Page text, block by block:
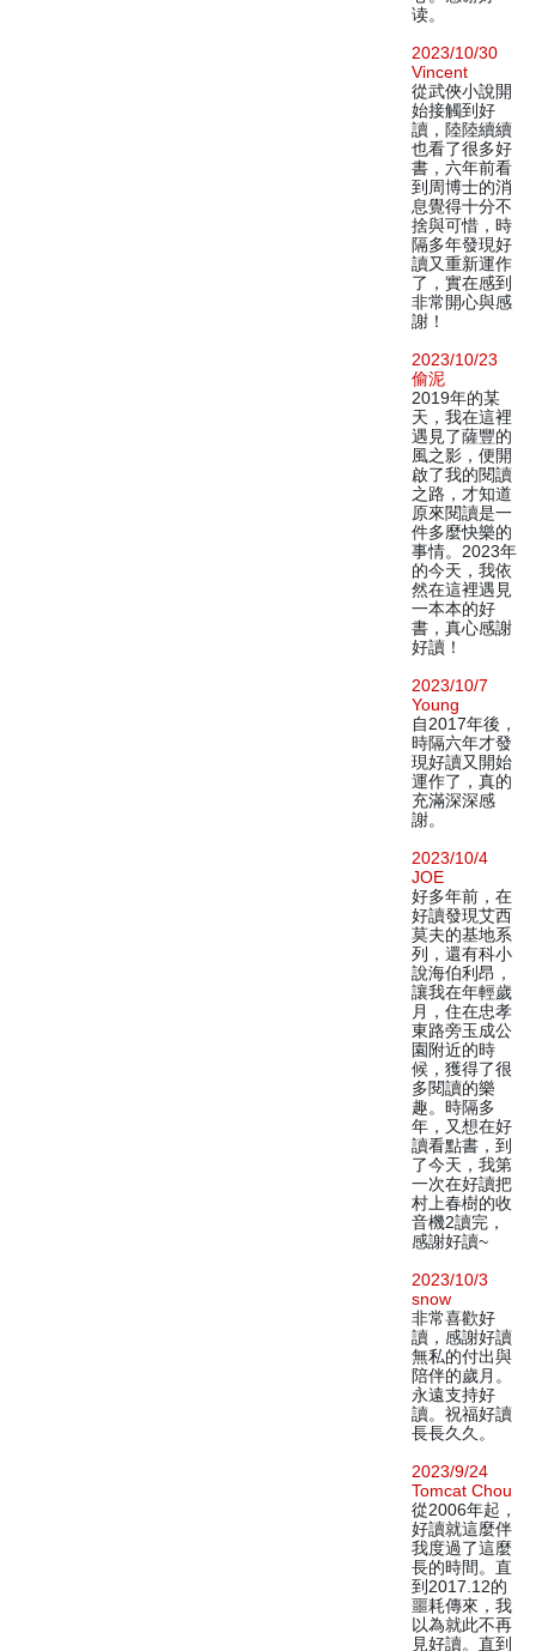
读。
2023/10/30
Vincent
從武俠小說開
始接觸到好
讀，陸陸續續
也看了很多好
書，六年前看
到周博士的消
息覺得十分不
捨與可惜，時
隔多年發現好
讀又重新運作
了，實在感到
非常開心與感
謝！
2023/10/23
偷泥
2019年的某
天，我在這裡
遇見了薩豐的
風之影，便開
啟了我的閱讀
之路，才知道
原來閱讀是一
件多麼快樂的
事情。2023年
的今天，我依
然在這裡遇見
一本本的好
書，真心感謝
好讀！
2023/10/7
Young
自2017年後，
時隔六年才發
現好讀又開始
運作了，真的
充滿深深感
謝。
2023/10/4
JOE
好多年前，在
好讀發現艾西
莫夫的基地系
列，還有科小
說海伯利昂，
讓我在年輕歲
月，住在忠孝
東路旁玉成公
園附近的時
候，獲得了很
多閱讀的樂
趣。時隔多
年，又想在好
讀看點書，到
了今天，我第
一次在好讀把
村上春樹的收
音機2讀完，
感謝好讀~
2023/10/3
snow
非常喜歡好
讀，感謝好讀
無私的付出與
陪伴的歲月。
永遠支持好
讀。祝福好讀
長長久久。
2023/9/24
Tomcat Chou
從2006年起，
好讀就這麼伴
我度過了這麼
長的時間。直
到2017.12的
噩耗傳來，我
以為就此不再
見好讀。直到